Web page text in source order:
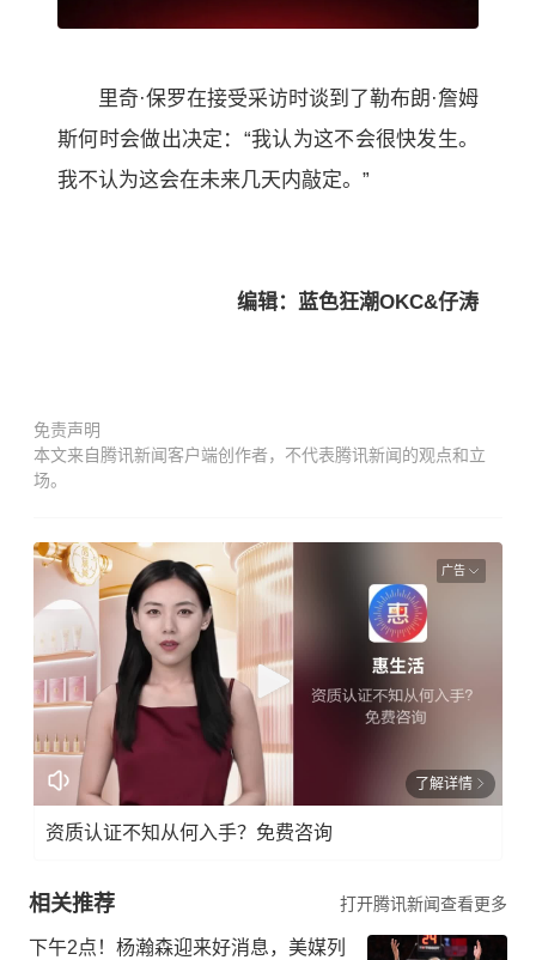
里奇·保罗在接受采访时谈到了勒布朗·詹姆
斯何时会做出决定：“我认为这不会很快发生。
我不认为这会在未来几天内敲定。”
编辑：蓝色狂潮OKC&仔涛
免责声明
本文来自腾讯新闻客户端创作者，不代表腾讯新闻的观点和立
场。
广告
了解详情
资质认证不知从何入手？免费咨询
相关推荐 打开腾讯新闻查看更多
下午2点！杨瀚森迎来好消息，美媒列